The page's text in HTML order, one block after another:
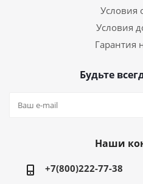
Условия
Условия
Гарантия
Будьте
Наши
+7(800)222-77-38